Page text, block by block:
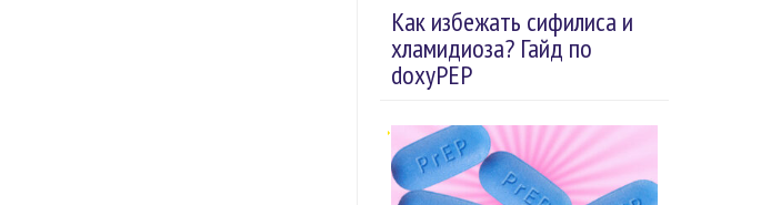
Как избежать сифилиса и
хламидиоза? Гайд по
doxyPEP